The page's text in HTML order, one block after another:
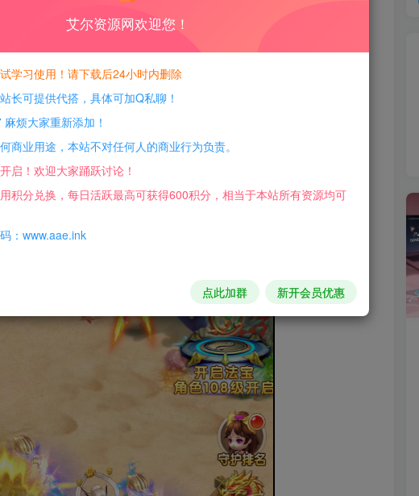
艾尔资源网欢迎您！
学习使用！请下载后24小时内删除
长可提供代搭，具体可加Q私聊！
烦大家重新添加！
商业用途，本站不对任何人的商业行为负责。
启！欢迎大家踊跃讨论！
积分兑换，每日活跃最高可获得600积分，相当于本站所有资源均可
：www.aae.ink
点此加群 新开会员优惠